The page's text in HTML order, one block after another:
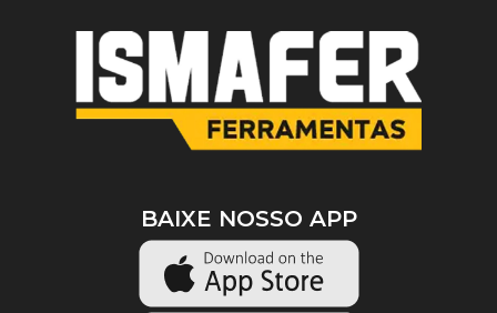
BAIXE NOSSO APP